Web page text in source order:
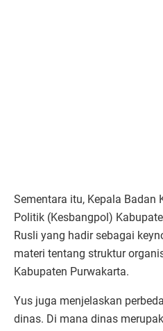
Sementara itu, Kepala Badan
Politik (Kesbangpol)
Rusli yang hadir sebagai
materi tentang struktur
Kabupaten Purwakarta.
Yus juga menjelaskan
dinas. Di mana dinas